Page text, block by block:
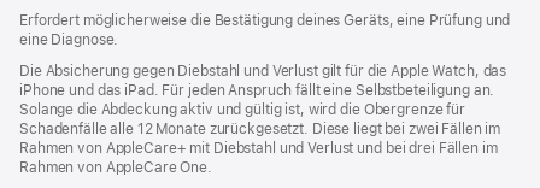
Fenster)
Erfordert möglicherweise die Bestätigung deines Geräts, eine Prüfung und
eine Diagnose.
Die Absicherung gegen Diebstahl und Verlust gilt für die Apple Watch, das
iPhone und das iPad. Für jeden Anspruch fällt eine Selbstbeteiligung an.
Solange die Abdeckung aktiv und gültig ist, wird die Obergrenze für
Schadenfälle alle 12 Monate zurückgesetzt. Diese liegt bei zwei Fällen im
Rahmen von AppleCare+ mit Diebstahl und Verlust und bei drei Fällen im
Rahmen von AppleCare One.